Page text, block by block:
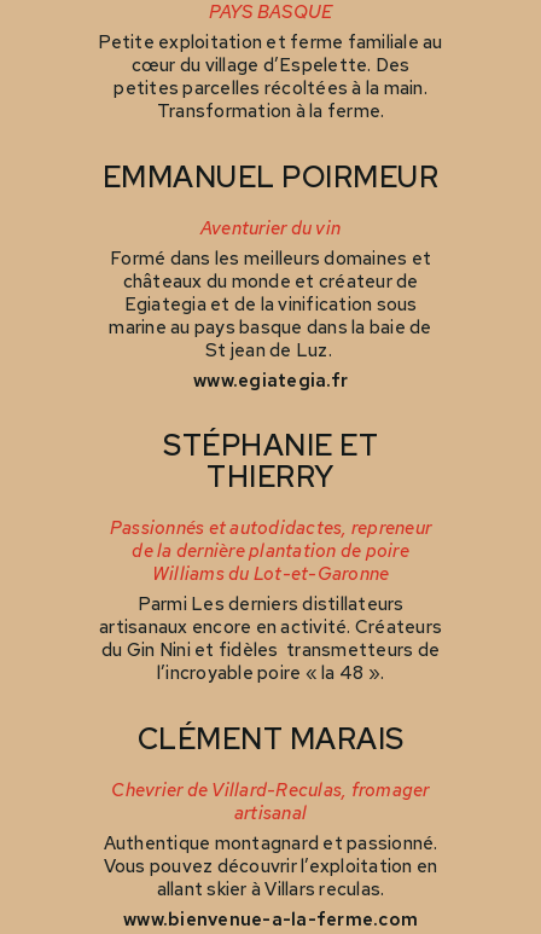
PAYS BASQUE
Petite exploitation et ferme familiale au
cœur du village d’Espelette. Des
petites parcelles récoltées à la main.
Transformation à la ferme.
EMMANUEL POIRMEUR
Aventurier du vin
Formé dans les meilleurs domaines et
châteaux du monde et créateur de
Egiategia et de la vinification sous
marine au pays basque dans la baie de
St jean de Luz.
www.egiategia.fr
STÉPHANIE ET
THIERRY
Passionnés et autodidactes, repreneur
de la dernière plantation de poire
Williams du Lot-et-Garonne
Parmi Les derniers distillateurs
artisanaux encore en activité. Créateurs
du Gin Nini et fidèles transmetteurs de
l’incroyable poire « la 48 ».
CLÉMENT MARAIS
Chevrier de Villard-Reculas, fromager
artisanal
Authentique montagnard et passionné.
Vous pouvez découvrir l’exploitation en
allant skier à Villars reculas.
www.bienvenue-a-la-ferme.com